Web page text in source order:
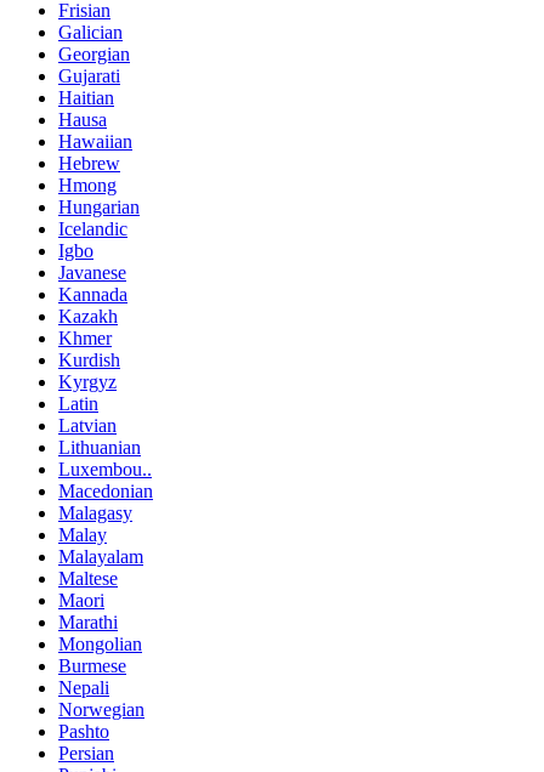
Frisian
Galician
Georgian
Gujarati
Haitian
Hausa
Hawaiian
Hebrew
Hmong
Hungarian
Icelandic
Igbo
Javanese
Kannada
Kazakh
Khmer
Kurdish
Kyrgyz
Latin
Latvian
Lithuanian
Luxembou..
Macedonian
Malagasy
Malay
Malayalam
Maltese
Maori
Marathi
Mongolian
Burmese
Nepali
Norwegian
Pashto
Persian